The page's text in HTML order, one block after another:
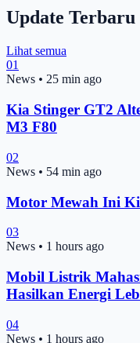
Update Terbaru
Lihat semua
01
News • 25 min ago
Kia Stinger GT2
M3 F80
02
News • 54 min ago
Motor Mewah Ini
03
News • 1 hours ago
Mobil Listrik
Hasilkan Energi
04
News • 1 hours ago